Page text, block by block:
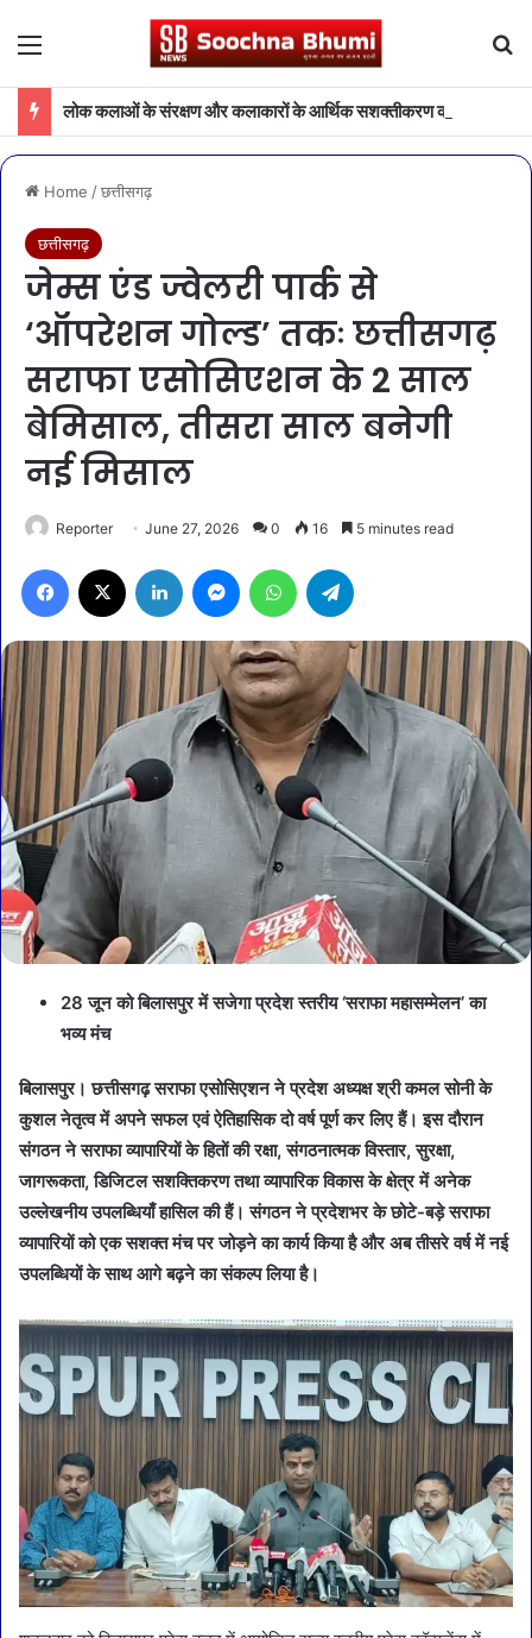
Menu
Home /छत्तीसगढ़
छत्तीसगढ़
जेम्स एंड ज्वेलरी पार्क से
‘ऑपरेशन गोल्ड’ तकः छत्तीसगढ़
सराफा एसोसिएशन के 2 साल
बेमिसाल, तीसरा साल बनेगी
नई मिसाल
Reporter June 27, 2026 0 16 5 minutes read
Facebook LinkedIn MessengerWhatsApp
28 जून को बिलासपुर में सजेगा प्रदेश स्तरीय ‘सराफा महासम्मेलन’ का
भव्य मंच
बिलासपुर। छत्तीसगढ़ सराफा एसोसिएशन ने प्रदेश अध्यक्ष श्री कमल सोनी के
कुशल नेतृत्व में अपने सफल एवं ऐतिहासिक दो वर्ष पूर्ण कर लिए हैं। इस दौरान
संगठन ने सराफा व्यापारियों के हितों की रक्षा, संगठनात्मक विस्तार, सुरक्षा,
जागरूकता, डिजिटल सशक्तिकरण तथा व्यापारिक विकास के क्षेत्र में अनेक
उल्लेखनीय उपलब्धियाँ हासिल की हैं। संगठन ने प्रदेशभर के छोटे-बड़े सराफा
व्यापारियों को एक सशक्त मंच पर जोड़ने का कार्य किया है और अब तीसरे वर्ष में नई
उपलब्धियों के साथ आगे बढ़ने का संकल्प लिया है।